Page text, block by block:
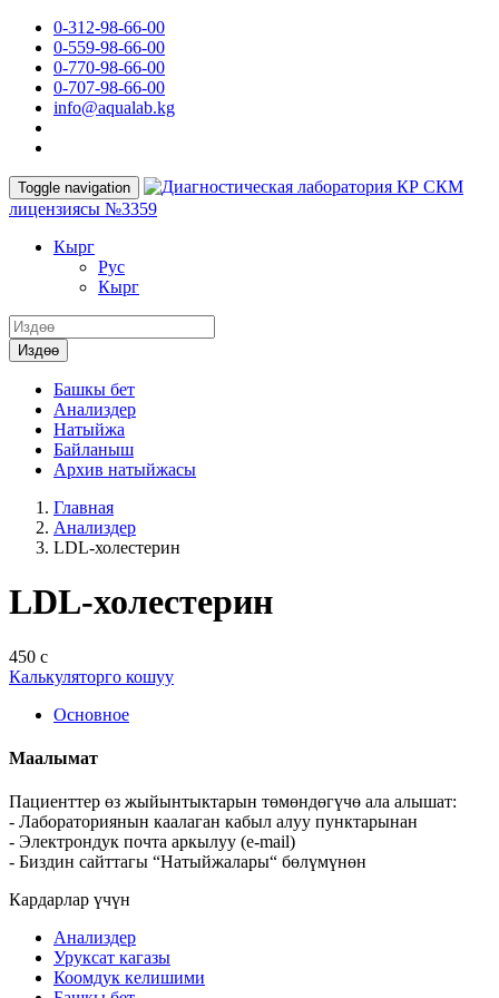
0-312-98-66-00
0-559-98-66-00
0-770-98-66-00
0-707-98-66-00
info@aqualab.kg
Toggle navigation
КР СКМ
лицензиясы №3359
Кырг
Руc
Кырг
Издөө
Башкы бет
Анализдер
Натыйжа
Байланыш
Архив натыйжасы
Главная
Анализдер
LDL-холестерин
LDL-холестерин
450 с
Калькуляторго кошуу
Основное
Маалымат
Пациенттер өз жыйынтыктарын төмөндөгүчө ала алышат:
- Лабораториянын каалаган кабыл алуу пунктарынан
- Электрондук почта аркылуу (e-mail)
- Биздин сайттагы “Натыйжалары“ бөлүмүнөн
Кардарлар үчүн
Анализдер
Уруксат кагазы
Коомдук келишими